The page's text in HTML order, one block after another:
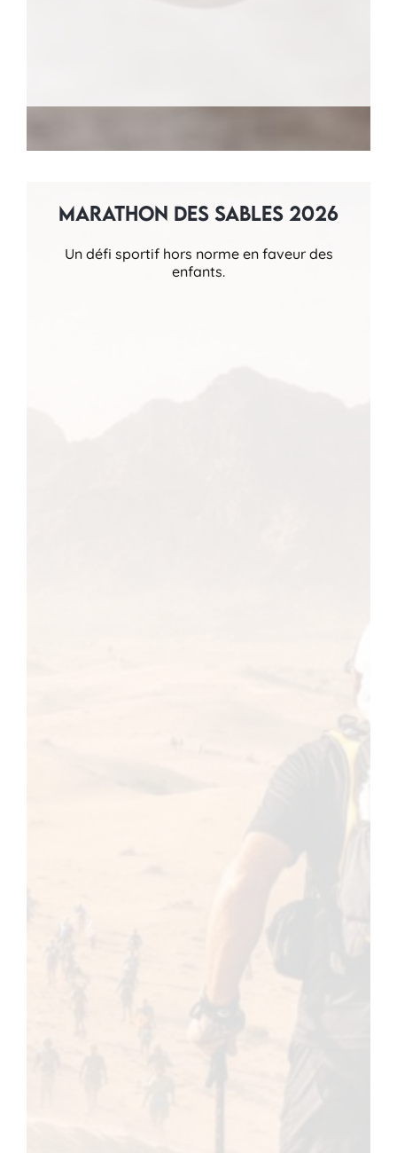
Marathon des Sables 2026
Un défi sportif hors norme en faveur des
enfants.